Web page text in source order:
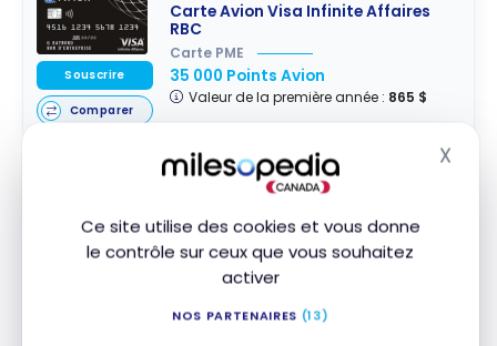
Ce site utilise des cookies et vous donne
le contrôle sur ceux que vous souhaitez
activer
NOS PARTENAIRES (13)
X
Carte Avion Visa Infinite Affaires
RBC
Carte PME
35 000 Points Avion
Valeur de la première année : 865 $
Souscrire
Comparer
Flying Blueest une autre bonne option pour
avec des points puisque le tarif
Chaque mois, le programme propose une